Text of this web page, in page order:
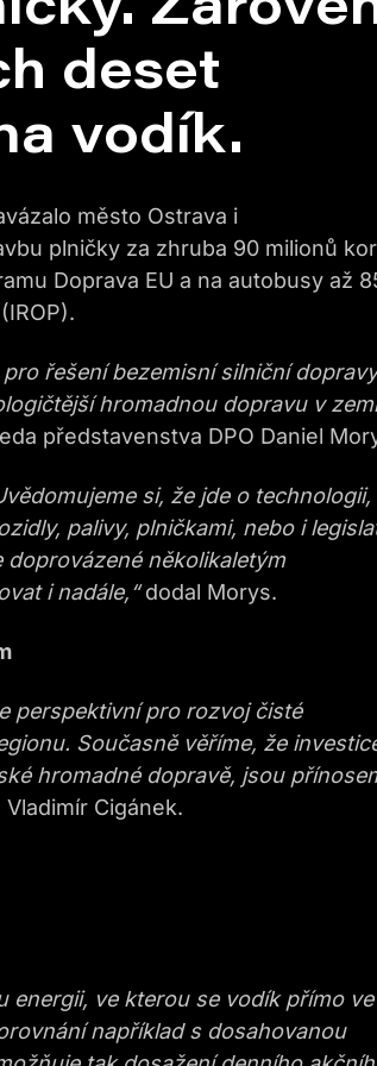
deset
vodík.
město Ostrava i
plničky za zhruba 90 milionů
Doprava EU a na autobusy až
řešení bezemisní silniční
hromadnou dopravu v
představenstva DPO Daniel
si, že jde o technologii,
palivy, plničkami, nebo i
několikaletým
i nadále,“dodal Morys.
perspektivní pro rozvoj čisté
Současně věříme, že
hromadné dopravě, jsou
Cigánek.
energii, ve kterou se vodík přímo ve
například s dosahovanou